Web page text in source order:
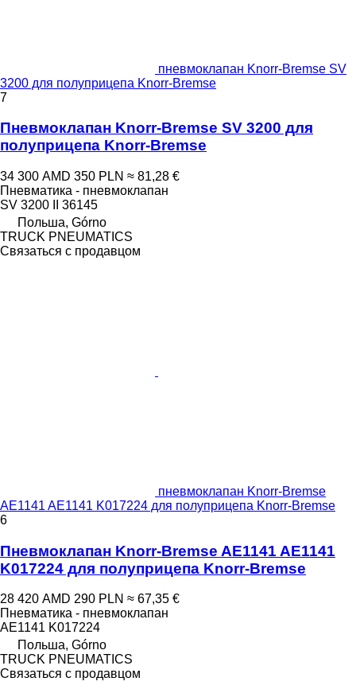
пневмоклапан Knorr-Bremse SV
3200 для полуприцепа Knorr-Bremse
7
Пневмоклапан Knorr-Bremse SV 3200 для
полуприцепа Knorr-Bremse
34 300 AMD 350 PLN ≈ 81,28 €
Пневматика - пневмоклапан
SV 3200 II 36145
Польша, Górno
TRUCK PNEUMATICS
Связаться с продавцом
пневмоклапан Knorr-Bremse
AE1141 AE1141 K017224 для полуприцепа Knorr-Bremse
6
Пневмоклапан Knorr-Bremse AE1141 AE1141
K017224 для полуприцепа Knorr-Bremse
28 420 AMD 290 PLN ≈ 67,35 €
Пневматика - пневмоклапан
AE1141 K017224
Польша, Górno
TRUCK PNEUMATICS
Связаться с продавцом